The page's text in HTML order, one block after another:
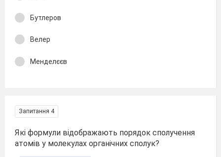
Бутлеров
Велер
Менделєєв
Запитання 4
Які формули відображають порядок сполучення
атомів у молекулах органічних сполук?